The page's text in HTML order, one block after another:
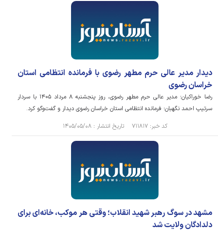
دیدار مدیر عالی حرم مطهر رضوی با فرمانده انتظامی استان
خراسان رضوی
رضا خوراکیان؛ مدیر عالی حرم مطهر رضوی، روز پنجشنبه ۸ مرداد ۱۴۰۵ با سردار
سرتیپ احمد نگهبان؛ فرمانده انتظامی استان خراسان رضوی دیدار و گفت‌و‌گو کرد.
کد خبر: ۷۱۱۸۱۷ تاریخ انتشار : ۱۴۰۵/۰۵/۰۸
مشهد در سوگ رهبر شهید انقلاب؛ وقتی هر موکب، خانه‌ای برای
دلدادگان ولایت شد